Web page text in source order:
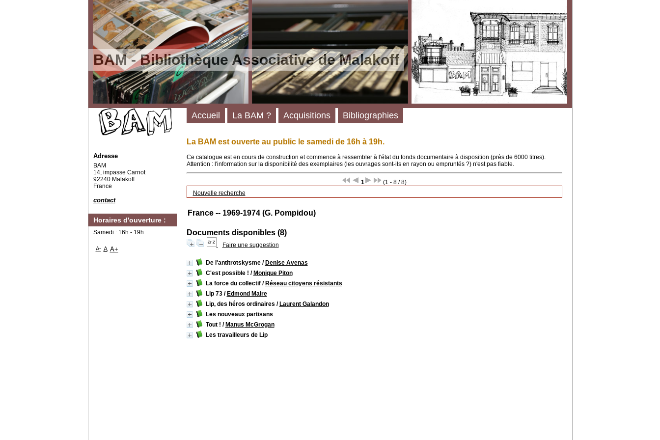
BAM - Bibliothèque Associative de Malakoff
La BAM est ouverte au public le samedi de 16h à 19h.
Ce catalogue est en cours de construction et commence à ressembler à l'état du fonds documentaire à disposition (près de 6000 titres).
Attention : l'information sur la disponibilité des exemplaires (les ouvrages sont-ils en rayon ou empruntés ?) n'est pas fiable.
1
(1 - 8 / 8)
Nouvelle recherche
France -- 1969-1974 (G. Pompidou)
Documents disponibles (8)
Faire une suggestion
De l'antitrotskysme/ Denise Avenas
C'est possible ! / Monique Piton
La force du collectif/ Réseau citoyens résistants
Lip 73/ Edmond Maire
Lip, des héros ordinaires / Laurent Galandon
Les nouveaux partisans
Tout ! / Manus McGrogan
Les travailleurs de Lip
Accueil La BAM ? Acquisitions Bibliographies
Adresse
BAM
14, impasse Carnot
92240 Malakoff
France
contact
Horaires d'ouverture :
Samedi : 16h - 19h
A- A A+